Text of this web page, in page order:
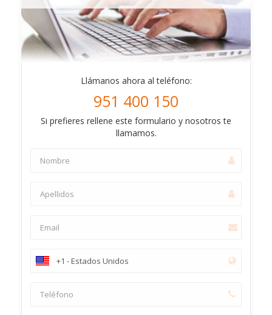
Llámanos ahora al teléfono:
951 400 150
Si prefieres rellene este formulario y nosotros te
llamamos.